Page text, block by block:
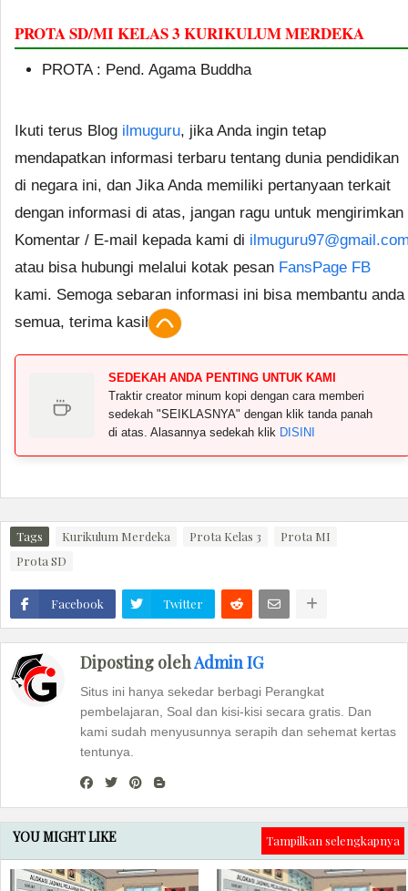
PROTA SD/MI KELAS 3 KURIKULUM MERDEKA
PROTA : Pend. Agama Buddha
Ikuti terus Blog ilmuguru, jika Anda ingin tetap
mendapatkan informasi terbaru tentang dunia pendidikan
di negara ini, dan Jika Anda memiliki pertanyaan terkait
dengan informasi di atas, jangan ragu untuk mengirimkan
Komentar / E-mail kepada kami di
atau bisa hubungi melalui kotak pesan FansPage FB
kami. Semoga sebaran informasi ini bisa membantu anda
semua, terima kasih.
SEDEKAH ANDA PENTING UNTUK KAMI
Traktir creator minum kopi dengan cara memberi
sedekah "SEIKLASNYA" dengan klik tanda panah
di atas. Alasannya sedekah klik DISINI
Tags Kurikulum Merdeka Prota Kelas 3
Prota MI
Prota SD
Facebook Twitter
Diposting olehAdmin IG
Situs ini hanya sekedar berbagi Perangkat
pembelajaran, Soal dan kisi-kisi secara gratis. Dan
kami sudah menyusunnya serapih dan sehemat kertas
tentunya.
YOU MIGHT LIKE Tampilkan selengkapnya